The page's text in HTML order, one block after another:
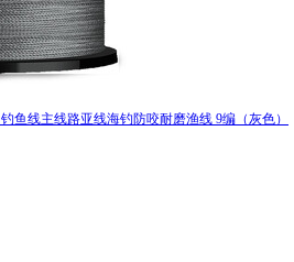
鱼线主线路亚线海钓防咬耐磨渔线 9编（灰色）